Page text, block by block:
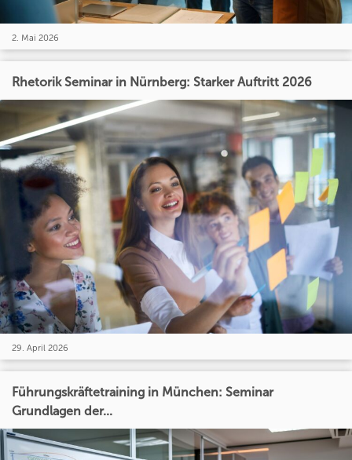
2. Mai 2026
Rhetorik Seminar in Nürnberg: Starker Auftritt 2026
29. April 2026
Führungskräftetraining in München: Seminar
Grundlagen der...